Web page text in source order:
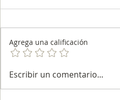
Barrancabermeja fue
Agrega una calificación
Escribir un comentario...